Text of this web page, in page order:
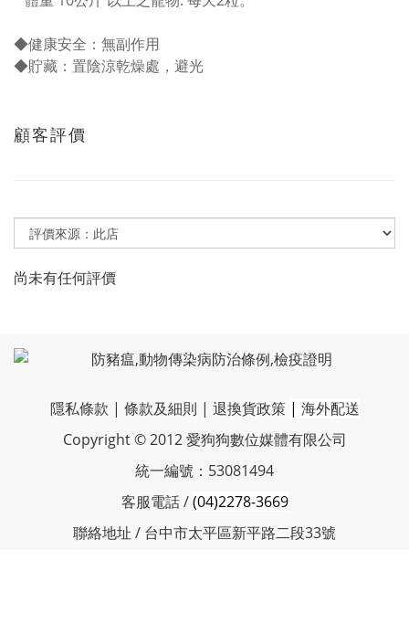
◆健康安全：無副作用
◆貯藏：置陰涼乾燥處，避光
顧客評價
尚未有任何評價
隱私條款 | 條款及細則 | 退換貨政策 | 海外配送
Copyright © 2012 愛狗狗數位媒體有限公司
統一編號：53081494
客服電話 /(04)2278-3669
聯絡地址 / 台中市太平區新平路二段33號